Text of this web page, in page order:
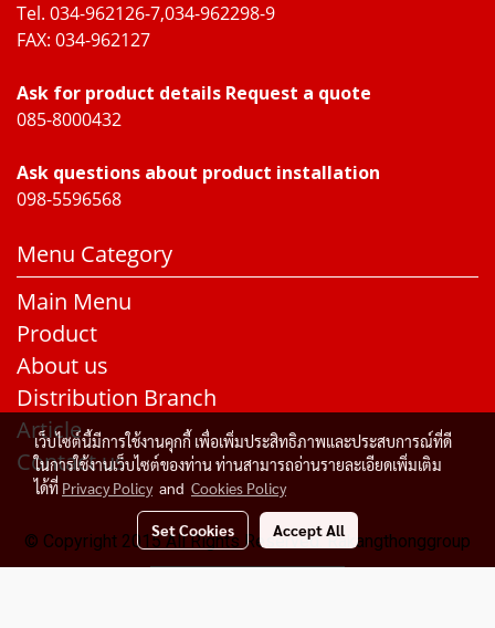
Tel. 034-962126-7,034-962298-9
FAX: 034-962127
Ask for product details Request a quote
085-8000432
Ask questions about product installation
098-5596568
Menu Category
Main Menu
Product
About us
Distribution Branch
Article
Contact us
© Copyright 2015 All Rights Reserved. Rakangthonggroup
เว็บไซต์นี้มีการใช้งานคุกกี้ เพื่อเพิ่มประสิทธิภาพและประสบการณ์ที่ดี
ในการใช้งานเว็บไซต์ของท่าน ท่านสามารถอ่านรายละเอียดเพิ่มเติม
ได้ที่ Privacy Policyand Cookies Policy
Set Cookies Accept All